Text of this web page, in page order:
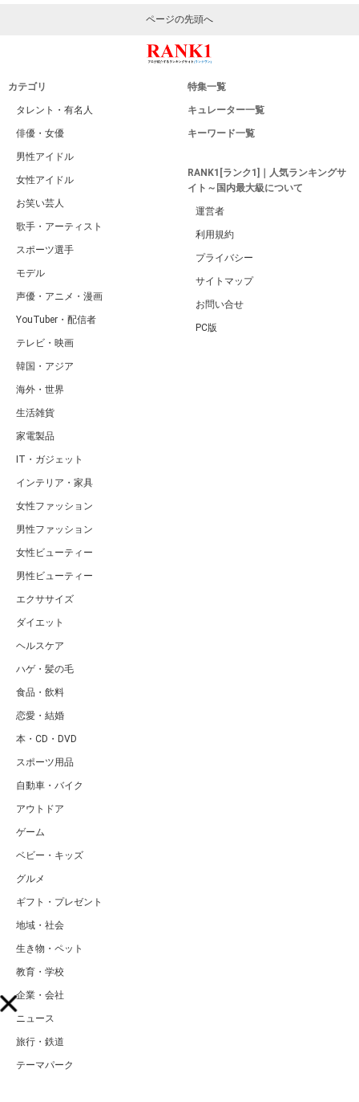
ページの先頭へ
カテゴリ
タレント・有名人
俳優・女優
男性アイドル
女性アイドル
お笑い芸人
歌手・アーティスト
スポーツ選手
モデル
声優・アニメ・漫画
YouTuber・配信者
テレビ・映画
韓国・アジア
海外・世界
生活雑貨
家電製品
IT・ガジェット
インテリア・家具
女性ファッション
男性ファッション
女性ビューティー
男性ビューティー
エクササイズ
ダイエット
ヘルスケア
ハゲ・髪の毛
食品・飲料
恋愛・結婚
本・CD・DVD
スポーツ用品
自動車・バイク
アウトドア
ゲーム
ベビー・キッズ
グルメ
ギフト・プレゼント
地域・社会
生き物・ペット
教育・学校
企業・会社
ニュース
旅行・鉄道
テーマパーク
特集一覧
キュレーター一覧
キーワード一覧
RANK1[ランク1]｜人気ランキングサ
イト～国内最大級について
運営者
利用規約
プライバシー
サイトマップ
お問い合せ
PC版